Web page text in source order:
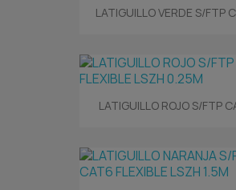
LATIGUILLO VERDE S/FTP
LATIGUILLO ROJO S/FTP